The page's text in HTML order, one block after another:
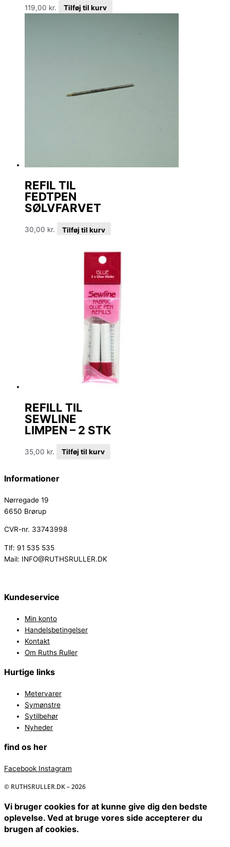
119,00 kr. Tilføj til kurv
REFIL TIL
FEDTPEN
SØLVFARVET
30,00 kr. Tilføj til kurv
REFILL TIL
SEWLINE
LIMPEN – 2 STK
35,00 kr. Tilføj til kurv
Informationer
Nørregade 19
6650 Brørup
CVR-nr. 33743998
Tlf: 91 535 535
Mail: INFO@RUTHSRULLER.DK
Kundeservice
Min konto
Handelsbetingelser
Kontakt
Om Ruths Ruller
Hurtige links
Metervarer
Symønstre
Sytilbehør
Nyheder
find os her
Facebook Instagram
© RUTHSRULLER.DK – 2026
Vi bruger cookies for at kunne give dig den bedste
oplevelse. Ved at bruge vores side accepterer du
brugen af cookies.